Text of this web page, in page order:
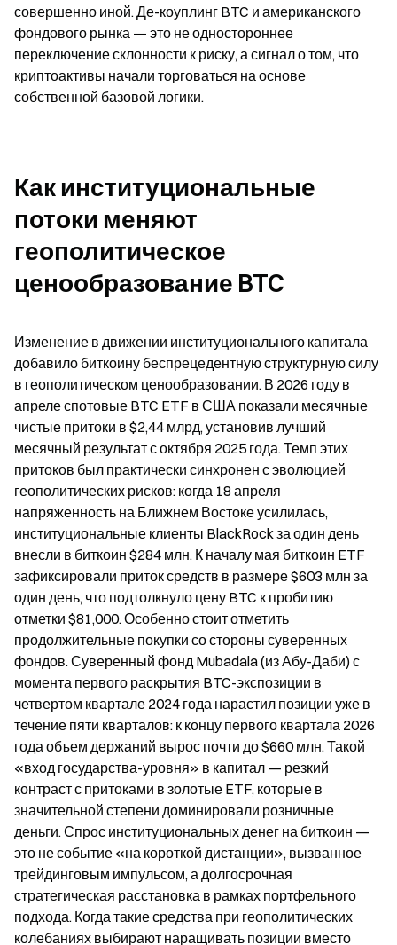
совершенно иной. Де-коуплинг BTC и американского
фондового рынка — это не одностороннее
переключение склонности к риску, а сигнал о том, что
криптоактивы начали торговаться на основе
собственной базовой логики.
Как институциональные
потоки меняют
геополитическое
ценообразование BTC
Изменение в движении институционального капитала
добавило биткоину беспрецедентную структурную силу
в геополитическом ценообразовании. В 2026 году в
апреле спотовые BTC ETF в США показали месячные
чистые притоки в $2,44 млрд, установив лучший
месячный результат с октября 2025 года. Темп этих
притоков был практически синхронен с эволюцией
геополитических рисков: когда 18 апреля
напряженность на Ближнем Востоке усилилась,
институциональные клиенты BlackRock за один день
внесли в биткоин $284 млн. К началу мая биткоин ETF
зафиксировали приток средств в размере $603 млн за
один день, что подтолкнуло цену BTC к пробитию
отметки $81,000. Особенно стоит отметить
продолжительные покупки со стороны суверенных
фондов. Суверенный фонд Mubadala (из Абу-Даби) с
момента первого раскрытия BTC-экспозиции в
четвертом квартале 2024 года нарастил позиции уже в
течение пяти кварталов: к концу первого квартала 2026
года объем держаний вырос почти до $660 млн. Такой
«вход государства-уровня» в капитал — резкий
контраст с притоками в золотые ETF, которые в
значительной степени доминировали розничные
деньги. Спрос институциональных денег на биткоин —
это не событие «на короткой дистанции», вызванное
трейдинговым импульсом, а долгосрочная
стратегическая расстановка в рамках портфельного
подхода. Когда такие средства при геополитических
колебаниях выбирают наращивать позиции вместо